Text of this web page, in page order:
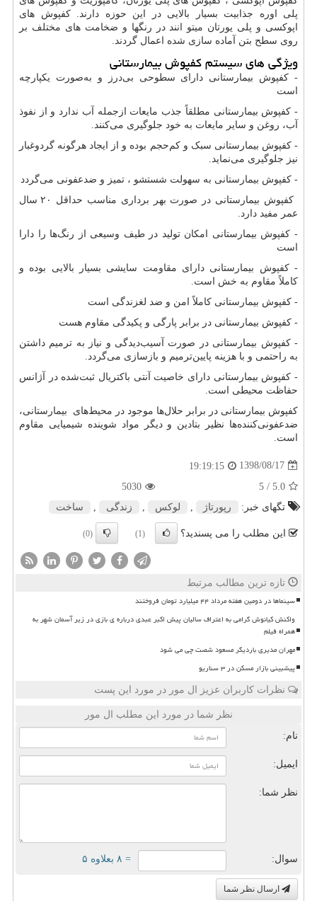
پلی اوره جذابیت بسیار بالایی در این حوزه دارند. کفپوش های
اپوکسی و پلی یورتان میتو انند در رنگها و ضخامت های مختلف بر
روی سطح بتن آماده سازی شده اعمال گردند.
ویژگی های سیستم کفپوش بیمارستانی
- کفپوش بیمارستانی دارای سطوحی بی‌درز و به‌صورت یکپارچه
است
- کفپوش بیمارستانی مطلقاً جذب مایعات ازجمله آب ندارد و از نفوذ
آب، روغن و سایر مایعات به خود جلوگیری می‌کنند.
- کفپوش بیمارستانی سبک و کم‌حجم بوده و از ایجاد هرگونه گردوغبار
نیز جلوگیری می‌نماید.
- کفپوش بیمارستانی به سهولت شستشو ، تمیز و ضدعفونی می‌گردد
کفپوش بیمارستانی در صورت بهر برداری مناسب حداقل ۲۰ سال
عمر مفید دارد.
- کفپوش بیمارستانی امکان تولید در طیف وسیعی از رنگ‌ها را دارا
است
- کفپوش بیمارستانی دارای مقاومت سایشی بسیار بالایی بوده و
کاملاً مقاوم به خش است.
- کفپوش بیمارستانی کاملاً امن و ضد لغزندگی است
- کفپوش بیمارستانی در برابر پارگی و پکیدگی مقاوم هست
- کفپوش بیمارستانی در صورت آسیب‌دیدگی و نیاز به ترمیم داشتن
به راحتمی و با هزینه پایین‌ترمیم و بازسازی می‌گردد.
- کفپوش بیمارستانی دارای خاصیت آنتی باکتریال ثبت‌شده در آژانس
حفاظت محیطی است.
کفپوش بیمارستانی در برابر حلال‌ها موجود در محیط‌های بیمارستانی،
ضدعفونی‌کننده‌ها نظیر بتادین و دیگر مواد شوینده شیمیایی مقاوم
است.
1398/08/17
19:19:15
5.0
/ 5
5030
تگهای خبر:
رپورتاژ , لوكس , زندگی , ساخت
این مطلب را می پسندید؟ (1)
(0)
تازه ترین مطالب مرتبط
سینماها در دومین هفته مرداد ۴۴ میلیارد تومان فروختند
واکنش کیانوش گرامی به اعتراف سالیان پیش اکبر عبدی درباره ی بازی در زیر آسمان شهر به
همراه فیلم
مهران مدیری باردیگر مسعود شصت چی می شود
پیشبینی بازار مسکن در ۳ سناریو
نظرات کاربران عزیز ال مور در مورد این پست
نظر شما در مورد این مطلب ال مور
نام:
ایمیل:
نظر شما:
سوال: = ۸ بعلاوه ۵
ارسال نظر شما